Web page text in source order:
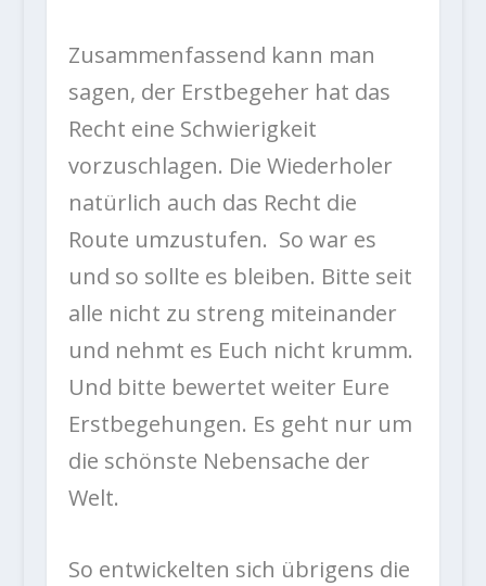
Zusammenfassend kann man
sagen, der Erstbegeher hat das
Recht eine Schwierigkeit
vorzuschlagen. Die Wiederholer
natürlich auch das Recht die
Route umzustufen. So war es
und so sollte es bleiben. Bitte seit
alle nicht zu streng miteinander
und nehmt es Euch nicht krumm.
Und bitte bewertet weiter Eure
Erstbegehungen. Es geht nur um
die schönste Nebensache der
Welt.
So entwickelten sich übrigens die